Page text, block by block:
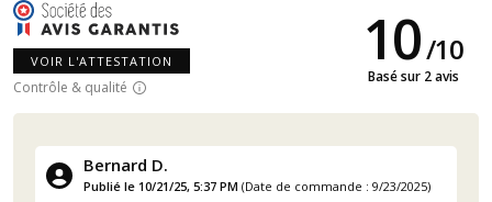
VOIR L'ATTESTATION
Contrôle & qualité
10/10
Basé sur 2 avis
Bernard D.
Publié le 10/21/25, 5:37 PM (Date de commande : 9/23/2025)